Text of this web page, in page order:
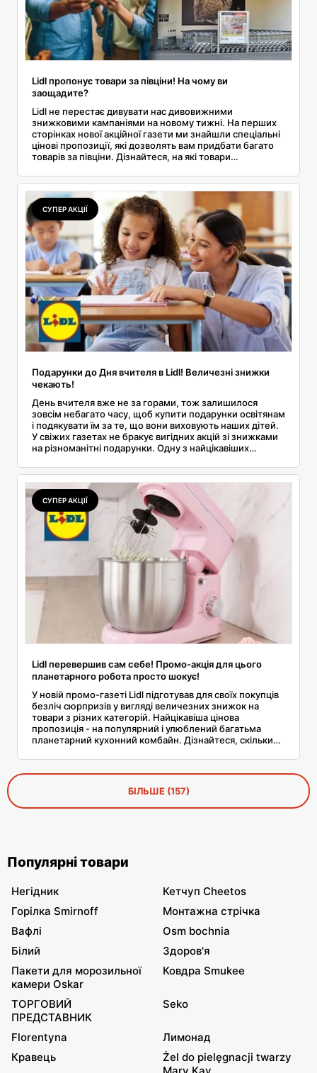
Lidl пропонує товари за півціни! На чому ви
заощадите?
Lidl не перестає дивувати нас дивовижними
знижковими кампаніями на новому тижні. На перших
сторінках нової акційної газети ми знайшли спеціальні
цінові пропозиції, які дозволять вам придбати багато
товарів за півціни. Дізнайтеся, на які товари
можете нею скористатися.
СУПЕР АКЦІЇ
Подарунки до Дня вчителя в Lidl! Величезні знижки
чекають!
День вчителя вже не за горами, тож залишилося
зовсім небагато часу, щоб купити подарунки освітянам
і подякувати їм за те, що вони виховують наших дітей.
У свіжих газетах не бракує вигідних акцій зі знижками
на різноманітні подарунки. Одну з найцікавіших
компанія Lidl. З цієї статті ви дізнаєтесь, на які товари
надаються знижки. Читайте далі!
СУПЕР АКЦІЇ
Lidl перевершив сам себе! Промо-акція для цього
планетарного робота просто шокує!
У новій промо-газеті Lidl підготував для своїх покупців
безліч сюрпризів у вигляді величезних знижок на
товари з різних категорій. Найцікавіша цінова
пропозиція - на популярний і улюблений багатьма
планетарний кухонний комбайн. Дізнайтеся, скільки
особливості він має.
БІЛЬШЕ (157)
Популярні товари
Негідник
Кетчуп Cheetos
Горілка Smirnoff
Монтажна стрічка
Вафлі
Osm bochnia
Білий
Здоров'я
Пакети для морозильної
камери Oskar
Ковдра Smukee
ТОРГОВИЙ
ПРЕДСТАВНИК
Seko
Florentyna
Лимонад
Кравець
Żel do pielęgnacji twarzy